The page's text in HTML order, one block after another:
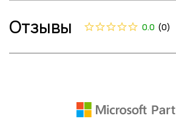
Отзывы 0.0 (0)